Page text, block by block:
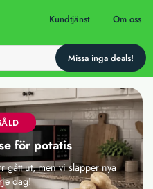
Kundtjänst Om oss
för potatis
gått ut, men vi släpper nya
dag!